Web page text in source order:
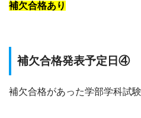
補欠合格あり
補欠合格発表予定日④
補欠合格があった学部学科試